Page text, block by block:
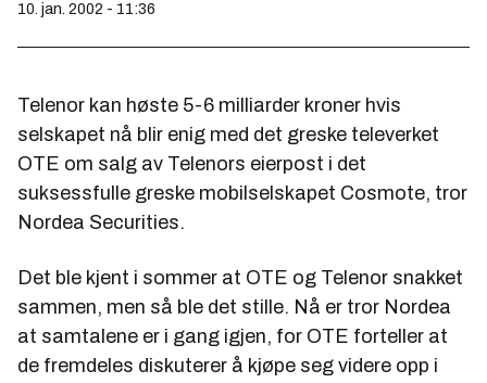
10. jan. 2002 - 11:36
Telenor kan høste 5-6 milliarder kroner hvis
selskapet nå blir enig med det greske televerket
OTE om salg av Telenors eierpost i det
suksessfulle greske mobilselskapet Cosmote, tror
Nordea Securities.
Det ble kjent i sommer at OTE og Telenor snakket
sammen, men så ble det stille. Nå er tror Nordea
at samtalene er i gang igjen, for OTE forteller at
de fremdeles diskuterer å kjøpe seg videre opp i